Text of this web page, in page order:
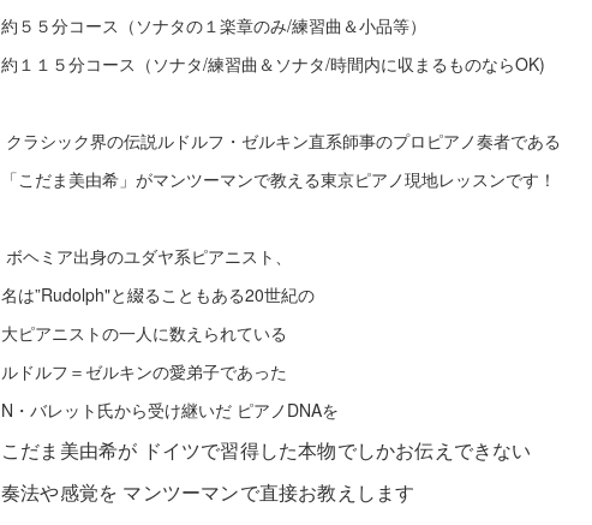
約５５分コース（ソナタの１楽章のみ/練習曲＆小品等）
約１１５分コース（ソナタ/練習曲＆ソナタ/時間内に収まるものならOK)
クラシック界の伝説ルドルフ・ゼルキン直系師事のプロピアノ奏者である
「こだま美由希」がマンツーマンで教える東京ピアノ現地レッスンです！
ボヘミア出身のユダヤ系ピアニスト、
名は”Rudolph"と綴ることもある20世紀の
大ピアニストの一人に数えられている
ルドルフ＝ゼルキンの愛弟子であった
N・バレット氏から受け継いだ ピアノDNAを
こだま美由希が ドイツで習得した本物でしかお伝えできない
奏法や感覚を マンツーマンで直接お教えします